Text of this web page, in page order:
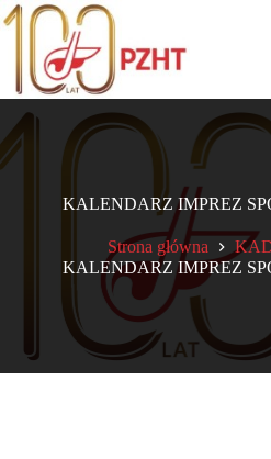
Przejdź
do
KALENDARZ IMPREZ
Strona główna
KALENDARZ IMPREZ